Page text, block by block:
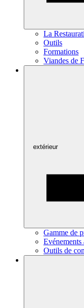
La
Outils
Formations
Viandes de
extérieur
Gamme de
Evénements
Outils de